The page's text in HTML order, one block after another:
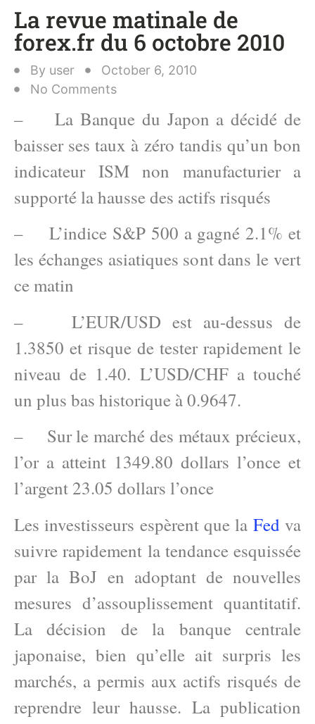
La revue matinale de
forex.fr du 6 octobre 2010
By user
October 6, 2010
No Comments
– La Banque du Japon a décidé de
baisser ses taux à zéro tandis qu’un bon
indicateur ISM non manufacturier a
supporté la hausse des actifs risqués
– L’indice S&P 500 a gagné 2.1% et
les échanges asiatiques sont dans le vert
ce matin
– L’EUR/USD est au-dessus de
1.3850 et risque de tester rapidement le
niveau de 1.40. L’USD/CHF a touché
un plus bas historique à 0.9647.
– Sur le marché des métaux précieux,
l’or a atteint 1349.80 dollars l’once et
l’argent 23.05 dollars l’once
Les investisseurs espèrent que la Fed va
suivre rapidement la tendance esquissée
par la BoJ en adoptant de nouvelles
mesures d’assouplissement quantitatif.
La décision de la banque centrale
japonaise, bien qu’elle ait surpris les
marchés, a permis aux actifs risqués de
reprendre leur hausse. La publication